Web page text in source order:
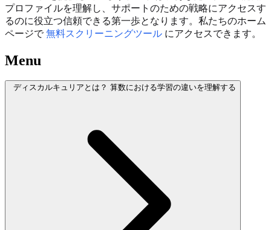
プロファイルを理解し、サポートのための戦略にアクセスす
るのに役立つ信頼できる第一歩となります。私たちのホーム
ページで無料スクリーニングツール にアクセスできます。
Menu
ディスカルキュリアとは？ 算数における学習の違いを理解する